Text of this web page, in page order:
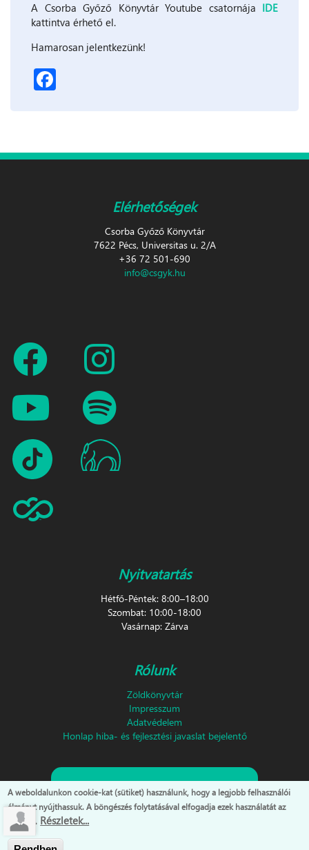
A Csorba Győző Könyvtár Youtube csatornája IDE
kattintva érhető el.
Hamarosan jelentkezünk!
Elérhetőségek
Csorba Győző Könyvtár
7622 Pécs, Universitas u. 2/A
+36 72 501-690
info@csgyk.hu
Nyitvatartás
Hétfő-Péntek: 8:00–18:00
Szombat: 10:00-18:00
Vasárnap: Zárva
Rólunk
Zöldkönyvtár
Impresszum
Adatvédelem
Honlap hiba- és fejlesztési javaslat bejelentő
Feliratkozás hírlevélre!
A weboldalunkon cookie-kat (sütiket) használunk, hogy a legjobb felhasználói
élményt nyújthassuk. A böngészés folytatásával elfogadja ezek használatát az
oldalon. Részletek...